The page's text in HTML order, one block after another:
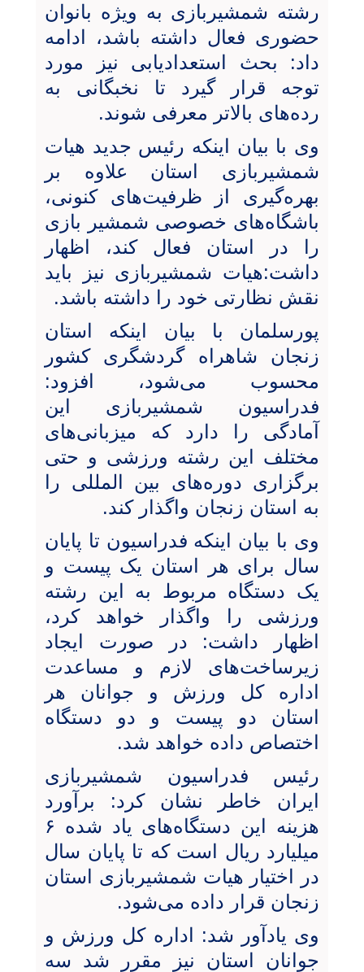
رشته شمشیربازی به ویژه بانوان
حضوری فعال داشته باشد، ادامه
داد: بحث استعدادیابی نیز مورد
توجه قرار گیرد تا نخبگانی به
رده‌های بالاتر معرفی شوند.
وی با بیان اینکه رئیس جدید هیات
شمشیربازی استان علاوه بر
بهره‌گیری از ظرفیت‌های کنونی،
باشگاه‌های خصوصی شمشیر بازی
را در استان فعال کند، اظهار
داشت:هیات شمشیربازی نیز باید
نقش نظارتی خود را داشته باشد.
پورسلمان با بیان اینکه استان
زنجان شاهراه گردشگری کشور
محسوب می‌شود، افزود:
فدراسیون شمشیربازی این
آمادگی را دارد که میزبانی‌های
مختلف این رشته ورزشی و حتی
برگزاری دوره‌های بین المللی را
به استان زنجان واگذار کند.
وی با بیان اینکه فدراسیون تا پایان
سال برای هر استان یک پیست و
یک دستگاه مربوط به این رشته
ورزشی را واگذار خواهد کرد،
اظهار داشت: در صورت ایجاد
زیرساخت‌های لازم و مساعدت
اداره کل ورزش و جوانان هر
استان دو پیست و دو دستگاه
اختصاص داده خواهد شد.
رئیس فدراسیون شمشیربازی
ایران خاطر نشان کرد: برآورد
هزینه این دستگاه‌های یاد شده ۶
میلیارد ریال است که تا پایان سال
در اختیار هیات شمشیربازی استان
زنجان قرار داده می‌شود.
وی یادآور شد: اداره کل ورزش و
جوانان استان نیز مقرر شد سه